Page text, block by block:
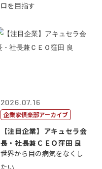
ロを目指す
2026.07.16
企業家倶楽部アーカイブ
【注目企業】アキュセラ会
長・社長兼ＣＥＯ窪田 良
世界から目の病気をなくし
たい